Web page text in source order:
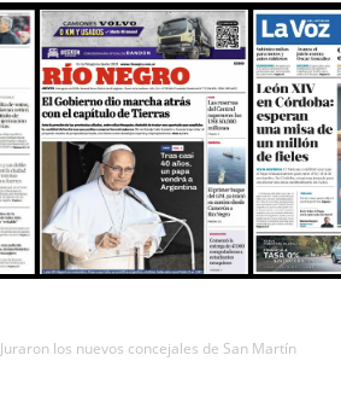
Juraron los nuevos concejales de San Martín